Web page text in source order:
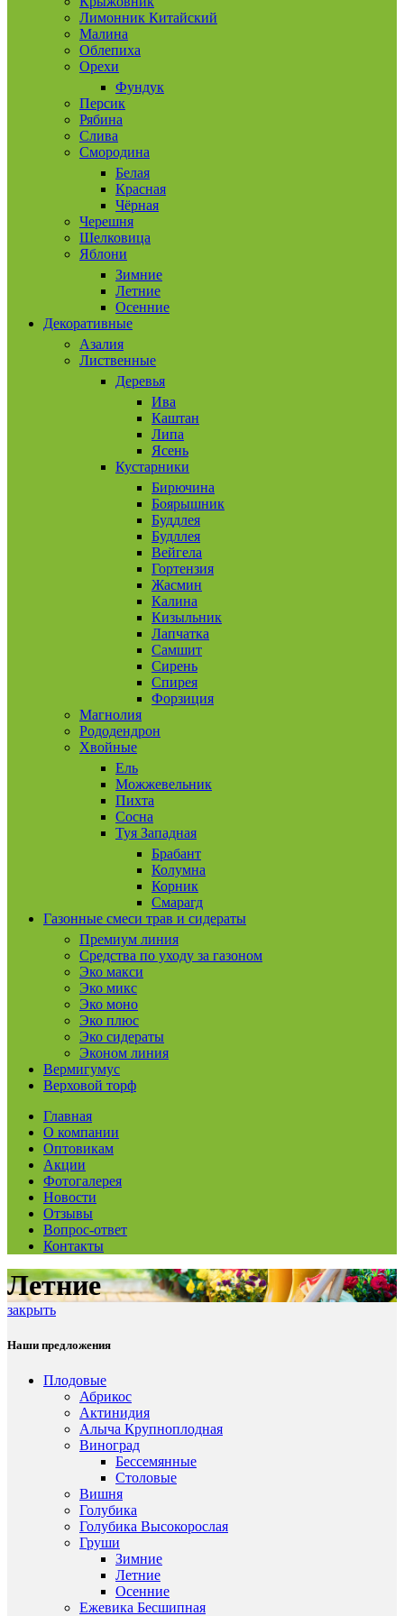
Лимонник Китайский
Малина
Облепиха
Орехи
Фундук
Персик
Рябина
Слива
Смородина
Белая
Красная
Чёрная
Черешня
Шелковица
Яблони
Зимние
Летние
Осенние
Декоративные
Азалия
Лиственные
Деревья
Ива
Каштан
Липа
Ясень
Кустарники
Бирючина
Боярышник
Буддлея
Будллея
Вейгела
Гортензия
Жасмин
Калина
Кизыльник
Лапчатка
Самшит
Сирень
Спирея
Форзиция
Магнолия
Рододендрон
Хвойные
Ель
Можжевельник
Пихта
Сосна
Туя Западная
Брабант
Колумна
Корник
Смарагд
Газонные смеси трав и сидераты
Премиум линия
Средства по уходу за газоном
Эко макси
Эко микс
Эко моно
Эко плюс
Эко сидераты
Эконом линия
Вермигумус
Верховой торф
Главная
О компании
Оптовикам
Акции
Фотогалерея
Новости
Отзывы
Вопрос-ответ
Контакты
Летние
закрыть
Наши предложения
Плодовые
Абрикос
Актинидия
Алыча Крупноплодная
Виноград
Бессемянные
Столовые
Вишня
Голубика
Голубика Высокорослая
Груши
Зимние
Летние
Осенние
Ежевика Бесшипная